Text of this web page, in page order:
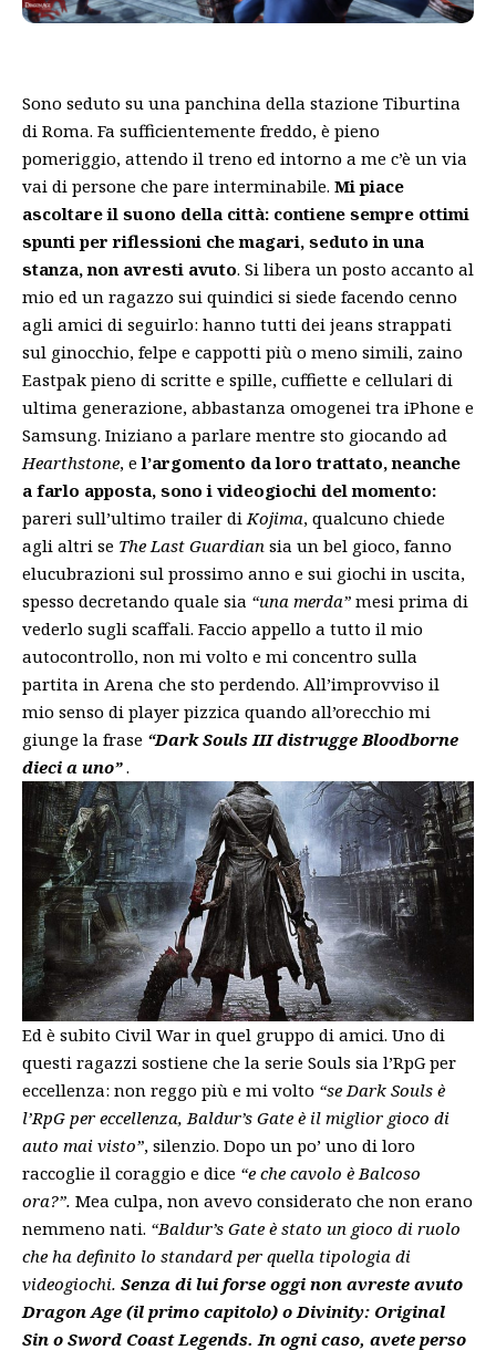
Sono seduto su una panchina della stazione Tiburtina
di Roma. Fa sufficientemente freddo, è pieno
pomeriggio, attendo il treno ed intorno a me c’è un via
vai di persone che pare interminabile. Mi piace
ascoltare il suono della città: contiene sempre ottimi
spunti per riflessioni che magari, seduto in una
stanza, non avresti avuto. Si libera un posto accanto al
mio ed un ragazzo sui quindici si siede facendo cenno
agli amici di seguirlo: hanno tutti dei jeans strappati
sul ginocchio, felpe e cappotti più o meno simili, zaino
Eastpak pieno di scritte e spille, cuffiette e cellulari di
ultima generazione, abbastanza omogenei tra iPhone e
Samsung. Iniziano a parlare mentre sto giocando ad
Hearthstone, el’argomento da loro trattato, neanche
a farlo apposta, sono i videogiochi del momento:
pareri sull’ultimo trailer di Kojima, qualcuno chiede
agli altri se The Last Guardian sia un bel gioco, fanno
elucubrazioni sul prossimo anno e sui giochi in uscita,
spesso decretando quale sia “una merda” mesi prima di
vederlo sugli scaffali. Faccio appello a tutto il mio
autocontrollo, non mi volto e mi concentro sulla
partita in Arena che sto perdendo. All’improvviso il
mio senso di player pizzica quando all’orecchio mi
giunge la frase “Dark Souls III distrugge Bloodborne
dieci a uno” .
Ed è subito Civil War in quel gruppo di amici. Uno di
questi ragazzi sostiene che la serie Souls sia l’RpG per
eccellenza: non reggo più e mi volto “se Dark Souls è
l’RpG per eccellenza, Baldur’s Gate è il miglior gioco di
auto mai visto”, silenzio. Dopo un po’ uno di loro
raccoglie il coraggio e dice “e che cavolo è Balcoso
ora?”. Mea culpa, non avevo considerato che non erano
nemmeno nati. “Baldur’s Gate è stato un gioco di ruolo
che ha definito lo standard per quella tipologia di
videogiochi. Senza di lui forse oggi non avreste avuto
Dragon Age (il primo capitolo) o Divinity: Original
Sin o Sword Coast Legends. In ogni caso, avete perso